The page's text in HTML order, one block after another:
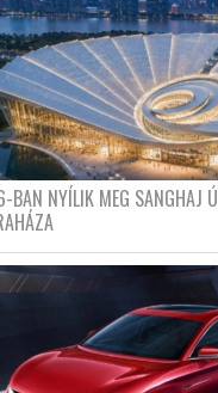
NYÍLIK MEG SANGHAJ